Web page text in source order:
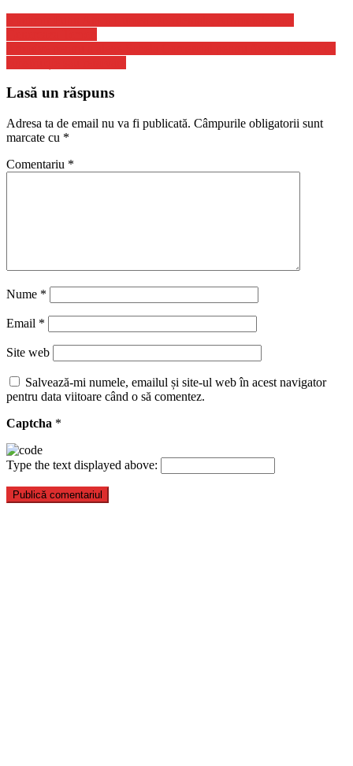
Lasă un răspuns
Adresa ta de email nu va fi publicată. Câmpurile obligatorii sunt
marcate cu *
Comentariu *
Nume *
Email *
Site web
Salvează-mi numele, emailul și site-ul web în acest navigator
pentru data viitoare când o să comentez.
Captcha *
Type the text displayed above: